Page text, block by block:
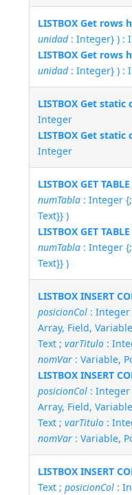
LISTBOX Get rows
unidad: Integer} ) :
LISTBOX Get rows
unidad: Integer} ) :
LISTBOX Get static
Integer
LISTBOX Get static
Integer
LISTBOX GET
numTabla : Integer
Text}} )
LISTBOX GET
numTabla : Integer
Text}} )
LISTBOX INSERT
posicionCol :
Array, Field,
Text ;varTitulo :
nomVar : Variable,
LISTBOX INSERT
posicionCol :
Array, Field,
Text ;varTitulo :
nomVar : Variable,
LISTBOX INSERT
Text ;posicionCol :